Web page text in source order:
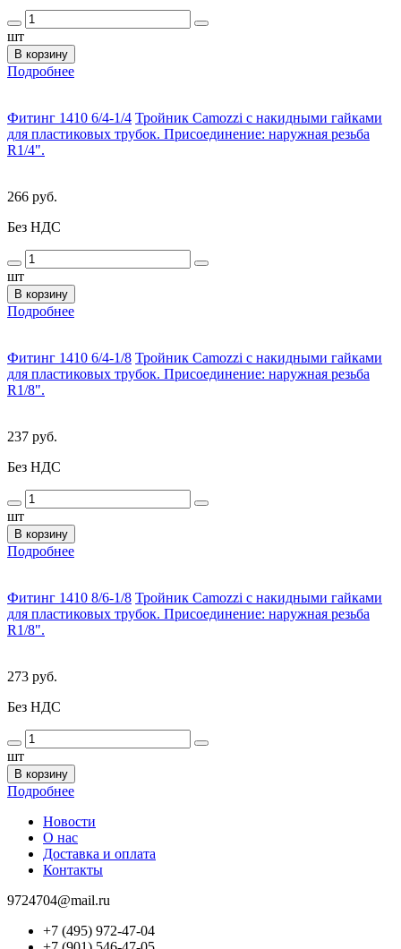
шт
В корзину
Подробнее
Фитинг 1410 6/4-1/4 Тройник Camozzi с накидными гайками
для пластиковых трубок. Присоединение: наружная резьба
R1/4".
266 руб.
Без НДС
шт
В корзину
Подробнее
Фитинг 1410 6/4-1/8 Тройник Camozzi с накидными гайками
для пластиковых трубок. Присоединение: наружная резьба
R1/8".
237 руб.
Без НДС
шт
В корзину
Подробнее
Фитинг 1410 8/6-1/8 Тройник Camozzi с накидными гайками
для пластиковых трубок. Присоединение: наружная резьба
R1/8".
273 руб.
Без НДС
шт
В корзину
Подробнее
Новости
О нас
Доставка и оплата
Контакты
9724704@mail.ru
+7 (495) 972-47-04